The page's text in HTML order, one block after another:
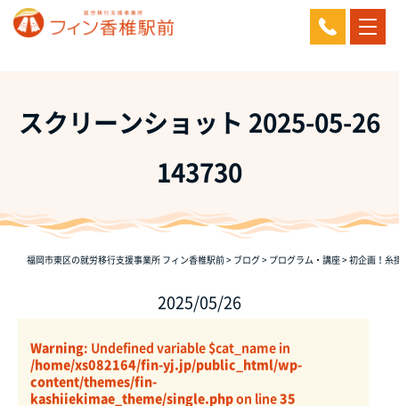
スクリーンショット 2025-05-26
143730
福岡市東区の就労移行支援事業所 フィン香椎駅前> ブログ> プログラム・講座> 初企画！糸
2025/05/26
Warning: Undefined variable $cat_name in
/home/xs082164/fin-yj.jp/public_html/wp-
content/themes/fin-
kashiiekimae_theme/single.phpon line35